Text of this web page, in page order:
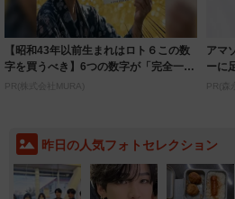
【昭和43年以前生まれはロト６この数
字を買うべき】6つの数字が「完全一
致」する方...
PR(株式会社MURA)
アマ
ーに
PR(森
昨日の人気フォトセレクション